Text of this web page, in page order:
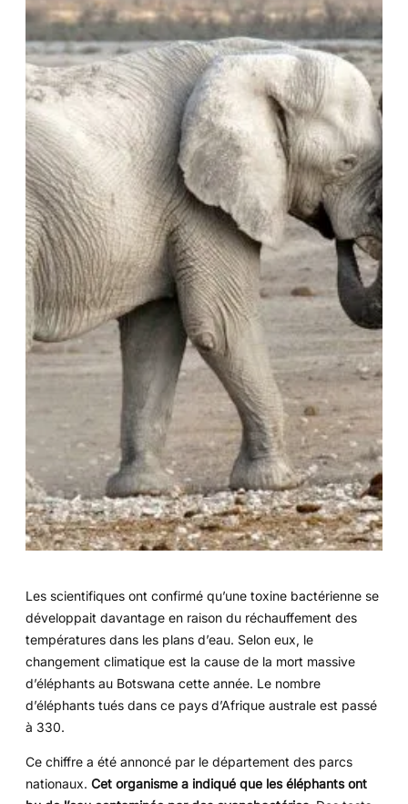
Les scientifiques ont confirmé qu’une toxine bactérienne se
développait davantage en raison du réchauffement des
températures dans les plans d’eau. Selon eux, le
changement climatique est la cause de la mort massive
d’éléphants au Botswana cette année. Le nombre
d’éléphants tués dans ce pays d’Afrique australe est passé
à 330.
Ce chiffre a été annoncé par le département des parcs
nationaux. Cet organisme a indiqué que les éléphants ont